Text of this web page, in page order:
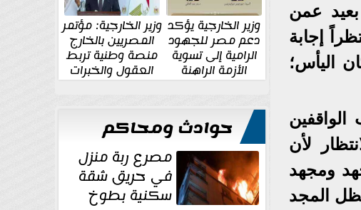
عمن
إجابة
اليأس؛
لأن
ومجهد
المجد
وزير الخارجية يؤكد
دعم مصر للجهود
الرامية إلى تسوية
الأزمة الراهنة
وزير الخارجية: مؤتمر
المصريين بالخارج
منصة وطنية تربط
العقول والخبرات
المصرية بالدولة
حوادث ومحاكم
مصرع ربة منزل
في حريق شقة
سكنية بطوخ